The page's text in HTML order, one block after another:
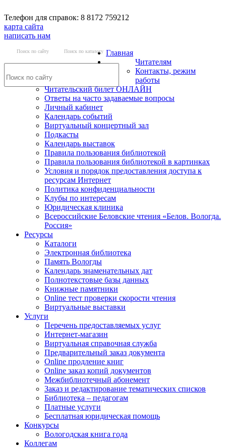
Телефон для справок: 8 8172 759212
карта сайта
написать нам
Поиск по сайту Поиск по каталогу Главная
Читателям
Контакты, режим
работы
Читательский билет ОНЛАЙН
Ответы на часто задаваемые вопросы
Личный кабинет
Календарь событий
Виртуальный концертный зал
Подкасты
Календарь выставок
Правила пользования библиотекой
Правила пользования библиотекой в картинках
Условия и порядок предоставления доступа к
ресурсам Интернет
Политика конфиденциальности
Клубы по интересам
Юридическая клиника
Всероссийские Беловские чтения «Белов. Вологда.
Россия»
Ресурсы
Каталоги
Электронная библиотека
Память Вологды
Календарь знаменательных дат
Полнотекстовые базы данных
Книжные памятники
Online тест проверки скорости чтения
Виртуальные выставки
Услуги
Перечень предоставляемых услуг
Интернет-магазин
Виртуальная справочная служба
Предварительный заказ документа
Online продление книг
Online заказ копий документов
Межбиблиотечный абонемент
Заказ и редактирование тематических списков
Библиотека – педагогам
Платные услуги
Бесплатная юридическая помощь
Конкурсы
Вологодская книга года
Коллегам